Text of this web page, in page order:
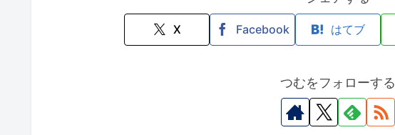
X Facebook はてブ
つむをフォローする